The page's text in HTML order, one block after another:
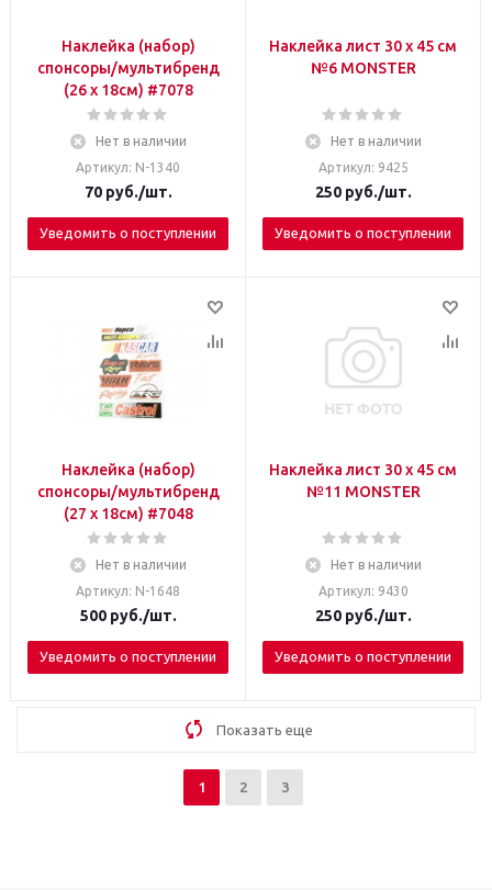
Наклейка (набор)
спонсоры/мультибренд
(26 x 18см) #7078
Нет в наличии
Артикул: N-1340
70руб./шт.
Уведомить о поступлении
Наклейка лист 30 х 45 см
№6 МОNSTER
Нет в наличии
Артикул: 9425
250руб./шт.
Уведомить о поступлении
Наклейка (набор)
спонсоры/мультибренд
(27 x 18см) #7048
Нет в наличии
Артикул: N-1648
500руб./шт.
Уведомить о поступлении
Наклейка лист 30 х 45 см
№11 МОNSTER
Нет в наличии
Артикул: 9430
250руб./шт.
Уведомить о поступлении
Показать еще
1 2 3